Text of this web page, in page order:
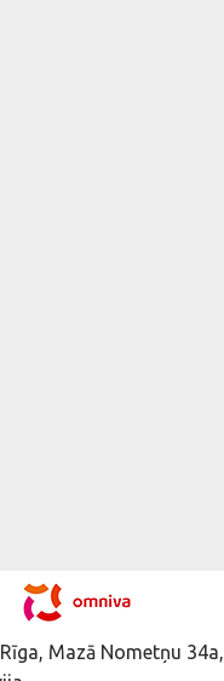
Mazā Nometņu 34a,